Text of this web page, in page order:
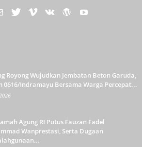
Royong Wujudkan Jembatan Beton Garuda,
0616/Indramayu Bersama Warga Percepat...
Agung RI Putus Fauzan Fadel
Wanprestasi, Serta Dugaan